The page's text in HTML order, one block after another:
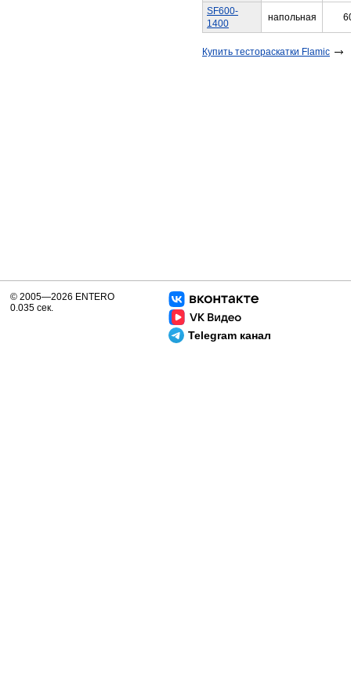
SF600-
1400​
напольная
Купить тестораскатки Flamic
Telegram канал
© 2005—2026 ENTERO
0.035 сек.